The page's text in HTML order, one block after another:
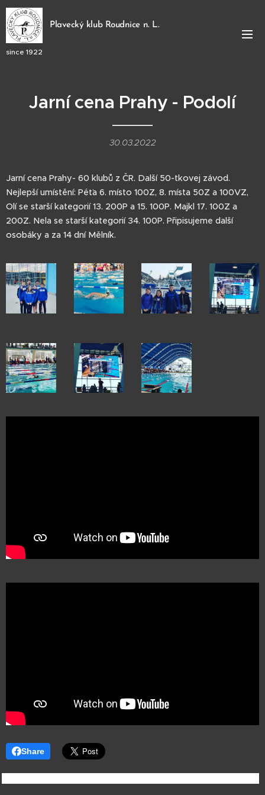
Plavecký klub Roudnice n. L.
since 1922
Jarní cena Prahy - Podolí
30.03.2022
Jarní cena Prahy- 60 klubů z ČR. Další 50-tkovej závod.
Nejlepší umístění: Péťa 6. místo 100Z, 8. místa 50Z a 100VZ,
Olí se starší kategorií 13. 200P a 15. 100P. Majkl 17. 100Z a
200Z. Nela se starší kategorií 34. 100P. Připisujeme další
osobáky a za 14 dní Mělník.
Share